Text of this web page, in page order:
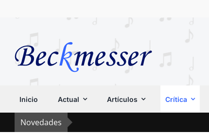
Inicio Actual Artículos Crítica
Novedades